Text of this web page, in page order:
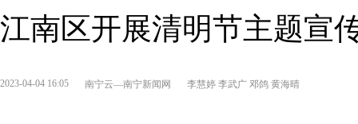
江南区开展清明节主题宣
2023-04-04 16:05 南宁云—南宁新闻网 李慧婷 李武广 邓鸽 黄海晴